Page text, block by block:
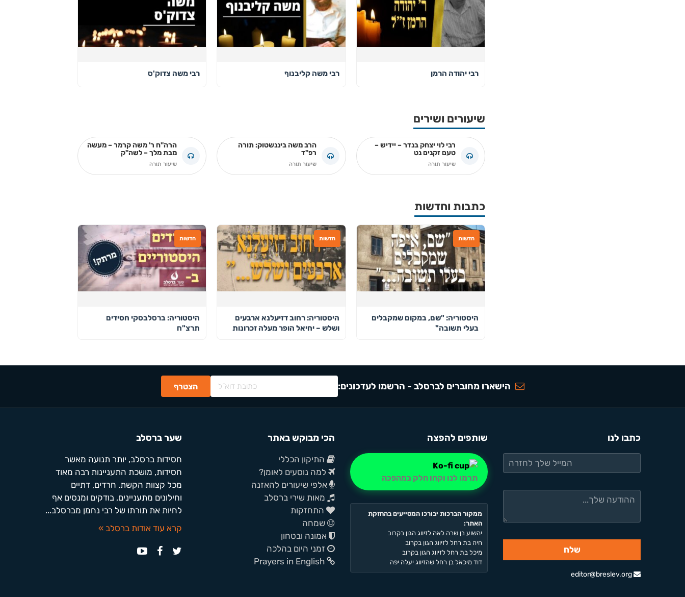
רבי יהודה הרמן רבי משה קליבנוף רבי משה צדוק'ס
שיעורים ושירים
רבי לוי יצחק בנדר – יידיש –
טעם זקנים נט
שיעור תורה
הרב משה ביננשטוק: תורה
רפ"ד
שיעור תורה
הרה"ח ר' משה קרמר – מעשה
מבת מלך – לשה"ק
שיעור תורה
כתבות וחדשות
חדשות
היסטוריה: "שם, במקום שמקבלים
בעלי תשובה"
חדשות
היסטוריה: רחוב דזיעלנא ארבעים
ושלש – יחיאל הופר מעלה זכרונות
חדשות
היסטוריה: ברסלבסקי חסידים
תרצ"ח
הישארו מחוברים לברסלב - הרשמו לעדכונים:
שער ברסלב
חסידות ברסלב, יותר תנועה מאשר
חסידות, מושכת התעניינות רבה מאוד
מכל קצוות הקשת. חרדים, דתיים
וחילונים מתעניינים, בודקים ומנסים אף
לחיות את תורתו של רבי נחמן מברסלב...
קרא עוד אודות ברסלב »
הכי מבוקש באתר
התיקון הכללי
למה נוסעים לאומן?
אלפי שיעורים להאזנה
מאות שירי ברסלב
התחזקות
שמחה
אמונה ובטחון
זמני היום בהלכה
שותפים להפצה
תרמו לנו וקחו חלק במהפכה
ממקור הברכות יבורכו המסייעים בהחזקת
האתר:
יהשוע בן שרה לאה לזיווג הגון בקרוב
חיה בת רחל לזיווג הגון בקרוב
מיכל בת רחל לזיווג הגון בקרוב
דוד מיכאל בן רחל שהזיווג יעלה יפה
כתבו לנו